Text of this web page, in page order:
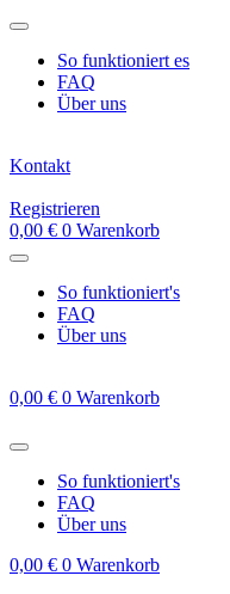
Zum
springenSo funktioniert es
FAQ
Über uns
Kontakt
Registrieren
0,00 € 0 Warenkorb
So funktioniert's
FAQ
Über uns
0,00 € 0 Warenkorb
So funktioniert's
FAQ
Über uns
0,00 € 0 Warenkorb